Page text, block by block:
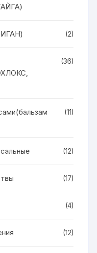
(2)
(36)
(11)
(12)
(17)
(4)
(12)